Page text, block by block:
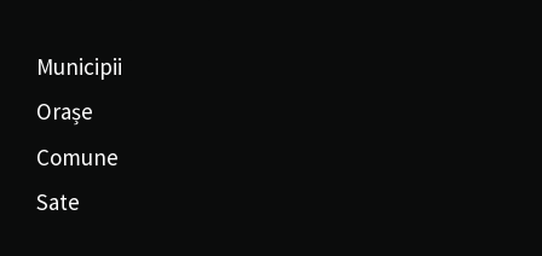
Municipii
Orașe
Comune
Sate